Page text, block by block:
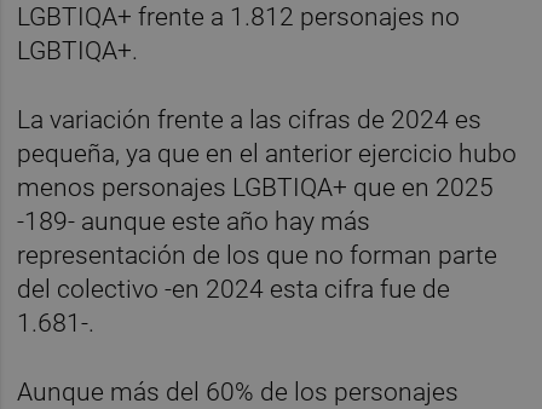
LGBTIQA+ frente a 1.812 personajes no
LGBTIQA+.
La variación frente a las cifras de 2024 es
pequeña, ya que en el anterior ejercicio hubo
menos personajes LGBTIQA+ que en 2025
-189- aunque este año hay más
representación de los que no forman parte
del colectivo -en 2024 esta cifra fue de
1.681-.
Aunque más del 60% de los personajes